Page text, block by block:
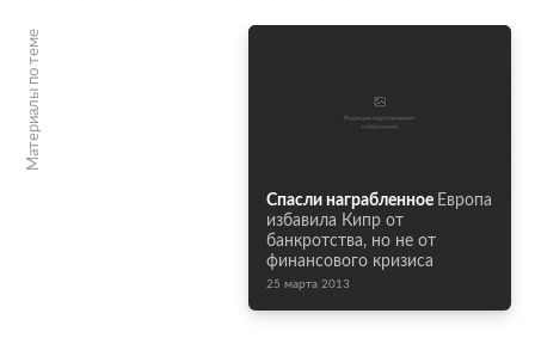
Материалы по теме
Спасли награбленное Европа
избавила Кипр от
банкротства, но не от
финансового кризиса
25 марта 2013